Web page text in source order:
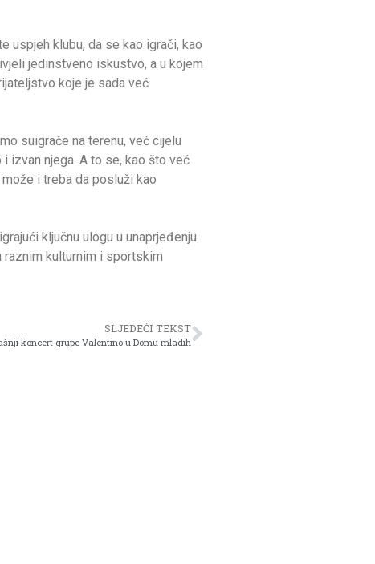
uspjeh klubu, da se kao igrači, kao
jedinstveno iskustvo, a u kojem
koje je sada već
suigrače na terenu, već cijelu
izvan njega. A to se, kao što već
i treba da posluži kao
ključnu ulogu u unaprjeđenju
raznim kulturnim i sportskim
SLJEDEĆI TEKST
koncert grupe Valentino u Domu mladih